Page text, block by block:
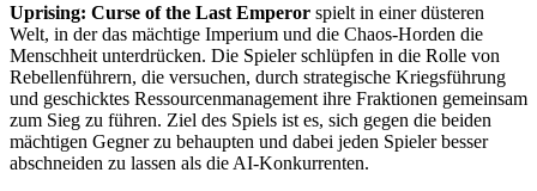
Uprising: Curse of the Last Emperor spielt in einer düsteren
Welt, in der das mächtige Imperium und die Chaos-Horden die
Menschheit unterdrücken. Die Spieler schlüpfen in die Rolle von
Rebellenführern, die versuchen, durch strategische Kriegsführung
und geschicktes Ressourcenmanagement ihre Fraktionen gemeinsam
zum Sieg zu führen. Ziel des Spiels ist es, sich gegen die beiden
mächtigen Gegner zu behaupten und dabei jeden Spieler besser
abschneiden zu lassen als die AI-Konkurrenten.